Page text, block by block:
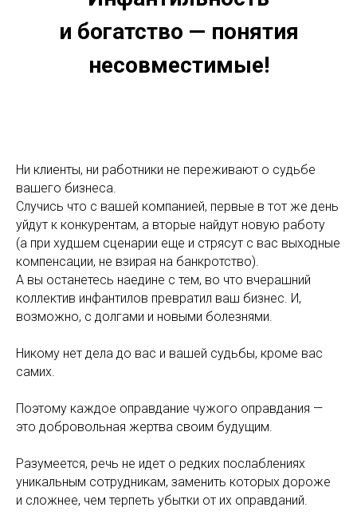
и богатство — понятия
несовместимые!
Ни клиенты, ни работники не переживают о судьбе
вашего бизнеса.
Случись что с вашей компанией, первые в тот же день
уйдут к конкурентам, а вторые найдут новую работу
(а при худшем сценарии еще и стрясут с вас выходные
компенсации, не взирая на банкротство).
А вы останетесь наедине с тем, во что вчерашний
коллектив инфантилов превратил ваш бизнес. И,
возможно, с долгами и новыми болезнями.
Никому нет дела до вас и вашей судьбы, кроме вас
самих.
Поэтому каждое оправдание чужого оправдания —
это добровольная жертва своим будущим.
Разумеется, речь не идет о редких послаблениях
уникальным сотрудникам, заменить которых дороже
и сложнее, чем терпеть убытки от их оправданий.